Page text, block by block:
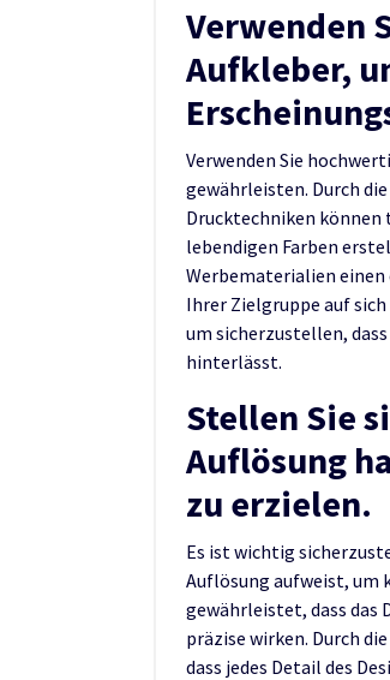
Verwenden
Aufkleber,
Verwenden Sie
gewährleisten. Durch
Drucktechniken können
lebendigen Farben
Werbematerialien
Ihrer Zielgruppe auf
um sicherzustellen,
hinterlässt.
Stellen Sie
Auflösung
zu erzielen.
Es ist wichtig
Auflösung aufweist, um
gewährleistet, dass das
präzise wirken. Durch
dass jedes Detail des